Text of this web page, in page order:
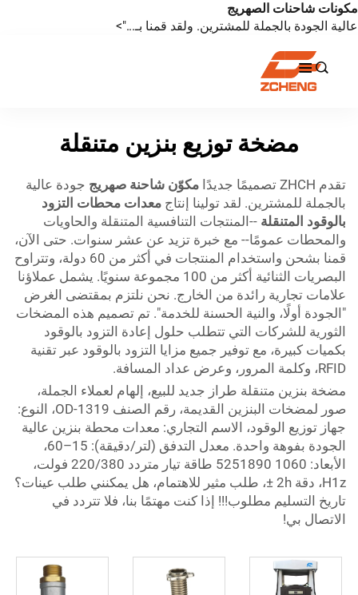
مكونات شاحنات الصهريج
عالية الجودة بالجملة للمشترين. ولقد قمنا بـ...">

مضخة توزيع بنزين متنقلة
تقدم ZHCH تصميمًا جديدًا مكوّن شاحنة صهريج جودة عالية
بالجملة للمشترين. لقد تولينا إنتاج معدات محطات التزود
بالوقود المتنقلة --المنتجات التنافسية المتنقلة والحاويات
والمحطات عمومًا-- مع خبرة تزيد عن عشر سنوات. حتى الآن،
قمنا بشحن واستخدام المنتجات في أكثر من 60 دولة، وتتراوح
البصريات الثنائية أكثر من 100 مجموعة سنويًا. يشمل عملاؤنا
علامات تجارية رائدة من الخارج. نحن نلتزم بمقتضى الغرض
"الجودة أولًا، والنية الحسنة للخدمة". تم تصميم هذه المضخات
الثورية للشركات التي تتطلب حلول إعادة التزود بالوقود
بكميات كبيرة، مع توفير جميع مزايا التزود بالوقود عبر تقنية
RFID، وكلمة المرور، وعرض عداد المسافة.
مضخة بنزين متنقلة طراز جديد للبيع، إلهام لعملاء الجملة،
صور لمضخات البنزين القديمة، رقم الصنف OD-1319، النوع:
جهاز توزيع الوقود، الاسم التجاري: معدات محطة بنزين عالية
الجودة بفوهة واحدة. معدل التدفق (لتر/دقيقة): 15–60،
الأبعاد: 1060
525
1890 طاقة تيار متردد 220/380 فولت،
H1z، دقة 2h ±، طلب مثير للاهتمام، هل يمكنني طلب عينات؟
تاريخ التسليم مطلوب!!! إذا كنت مهتمًا بنا، فلا تتردد في
الاتصال بي!